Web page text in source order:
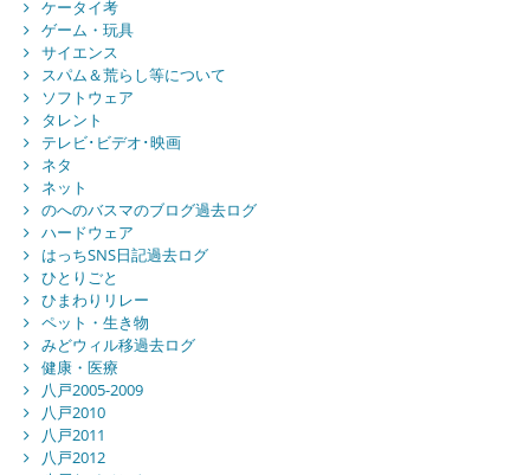
ケータイ考
ゲーム・玩具
サイエンス
スパム＆荒らし等について
ソフトウェア
タレント
テレビ･ビデオ･映画
ネタ
ネット
のへのバスマのブログ過去ログ
ハードウェア
はっちSNS日記過去ログ
ひとりごと
ひまわりリレー
ペット・生き物
みどウィル移過去ログ
健康・医療
八戸2005-2009
八戸2010
八戸2011
八戸2012